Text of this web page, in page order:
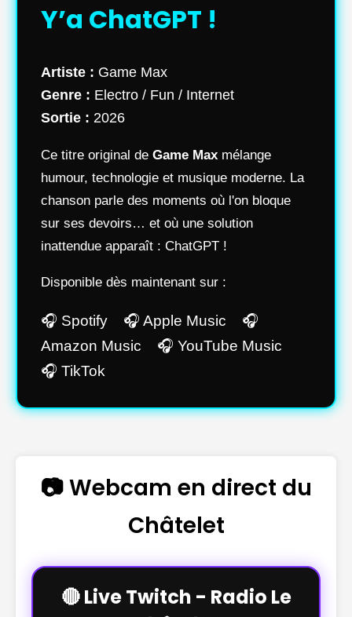
Y’a ChatGPT !
Artiste : Game Max
Genre : Electro / Fun / Internet
Sortie : 2026
Ce titre original de Game Max mélange
humour, technologie et musique moderne. La
chanson parle des moments où l'on bloque
sur ses devoirs… et où une solution
inattendue apparaît : ChatGPT !
Disponible dès maintenant sur :
🎧 Spotify 🎧 Apple Music 🎧
Amazon Music 🎧 YouTube Music
🎧 TikTok
📷 Webcam en direct du
Châtelet
🔴 Live Twitch - Radio Le